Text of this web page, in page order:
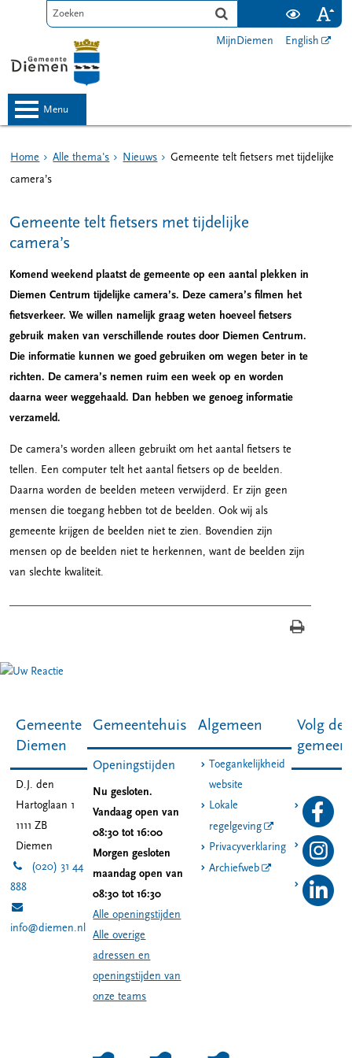
MijnDiemen English
menu
Home Alle thema's Nieuws
Gemeente telt fietsers met tijdelijke
camera’s
Gemeente telt fietsers met tijdelijke
camera’s
Komend weekend plaatst de gemeente op een aantal plekken in
Diemen Centrum tijdelijke camera’s. Deze camera’s filmen het
fietsverkeer. We willen namelijk graag weten hoeveel fietsers
gebruik maken van verschillende routes door Diemen Centrum.
Die informatie kunnen we goed gebruiken om wegen beter in te
richten. De camera’s nemen ruim een week op en worden
daarna weer weggehaald. Dan hebben we genoeg informatie
verzameld.
De camera’s worden alleen gebruikt om het aantal fietsers te
tellen. Een computer telt het aantal fietsers op de beelden.
Daarna worden de beelden meteen verwijderd. Er zijn geen
mensen die toegang hebben tot de beelden. Ook wij als
gemeente krijgen de beelden niet te zien. Bovendien zijn
mensen op de beelden niet te herkennen, want de beelden zijn
van slechte kwaliteit.
Gemeente
Diemen
D.J. den
Hartoglaan 1
1111 ZB
Diemen
(020) 31 44
888
info@diemen.nl
Gemeentehuis
Openingstijden
Nu gesloten.
Vandaag open van
08:30 tot 16:00
Morgen gesloten
maandag open van
08:30 tot 16:30
Alle openingstijden
Alle overige
adressen en
openingstijden van
onze teams
Algemeen
Toegankelijkheid
website
Lokale
regelgeving
Privacyverklaring
Archiefweb
Volg de